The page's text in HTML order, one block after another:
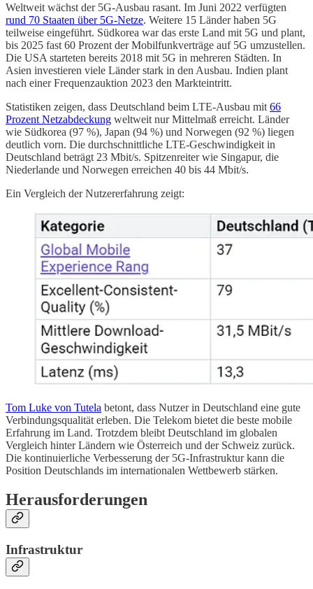
Weltweit wächst der 5G-Ausbau rasant. Im Juni 2022 verfügten
rund 70 Staaten über 5G-Netze. Weitere 15 Länder haben 5G
teilweise eingeführt. Südkorea war das erste Land mit 5G und plant,
bis 2025 fast 60 Prozent der Mobilfunkverträge auf 5G umzustellen.
Die USA starteten bereits 2018 mit 5G in mehreren Städten. In
Asien investieren viele Länder stark in den Ausbau. Indien plant
nach einer Frequenzauktion 2023 den Markteintritt.
Statistiken zeigen, dass Deutschland beim LTE-Ausbau mit 66
Prozent Netzabdeckung weltweit nur Mittelmaß erreicht. Länder
wie Südkorea (97 %), Japan (94 %) und Norwegen (92 %) liegen
deutlich vorn. Die durchschnittliche LTE-Geschwindigkeit in
Deutschland beträgt 23 Mbit/s. Spitzenreiter wie Singapur, die
Niederlande und Norwegen erreichen 40 bis 44 Mbit/s.
Ein Vergleich der Nutzererfahrung zeigt:
Tom Luke von Tutela betont, dass Nutzer in Deutschland eine gute
Verbindungsqualität erleben. Die Telekom bietet die beste mobile
Erfahrung im Land. Trotzdem bleibt Deutschland im globalen
Vergleich hinter Ländern wie Österreich und der Schweiz zurück.
Die kontinuierliche Verbesserung der 5G-Infrastruktur kann die
Position Deutschlands im internationalen Wettbewerb stärken.
Herausforderungen
Infrastruktur